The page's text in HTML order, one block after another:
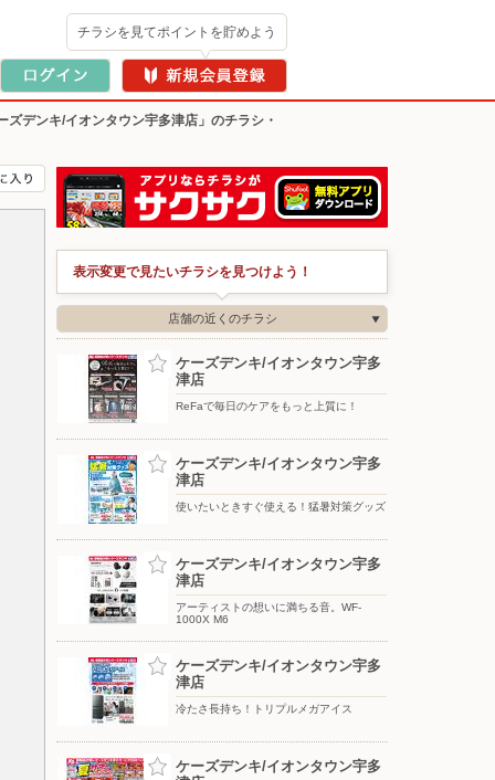
チラシを見てポイントを貯めよう
ズデンキ/イオンタウン宇多津店」のチラシ・
表示変更で見たいチラシを見つけよう！
店舗の近くのチラシ
ケーズデンキ/イオンタウン宇多
津店
ReFaで毎日のケアをもっと上質に！
ケーズデンキ/イオンタウン宇多
津店
使いたいときすぐ使える！猛暑対策グッズ
ケーズデンキ/イオンタウン宇多
津店
アーティストの想いに満ちる音。WF-
1000X M6
ケーズデンキ/イオンタウン宇多
津店
冷たさ長持ち！トリプルメガアイス
ケーズデンキ/イオンタウン宇多